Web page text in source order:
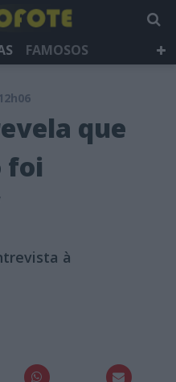
FAMOSOS
NEWSLETTER
que
foi
à